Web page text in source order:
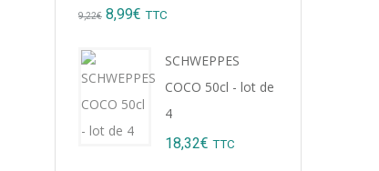
9,22€ Original
was:
9,22€.
8,99€ Current
is:
8,99€.
TTC
SCHWEPPES
COCO 50cl - lot de
4
18,32€ TTC